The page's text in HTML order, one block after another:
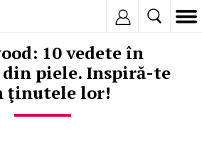
10 vedete în
piele. Inspiră-te
ţinutele lor!